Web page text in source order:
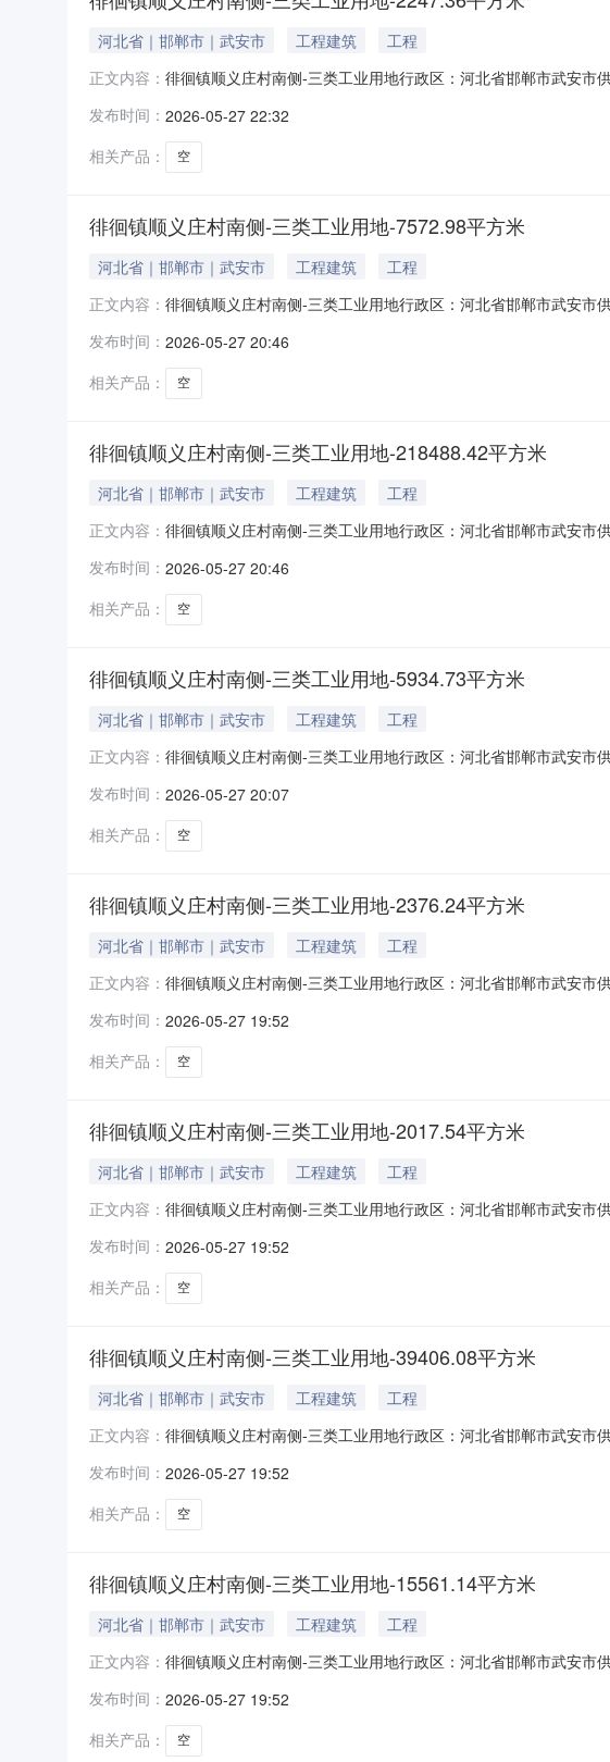
河北省｜邯郸市｜武安市 工程建筑
工程
正文内容： 徘徊镇顺义庄村南侧-三类工业用地行政区：河北省邯郸市武安
元)：90分期支付约定：支付期号0约定支付日期约定支付金额90
工时间：实际
发布时间： 2026-05-27 22:32
相关产品：
空
徘徊镇顺义庄村南侧-三类工业用地-7572.98平方米
河北省｜邯郸市｜武安市 工程建筑
工程
正文内容： 徘徊镇顺义庄村南侧-三类工业用地行政区：河北省邯郸市武安市
司项目位置：三类工业用地面积(㎡)：7572.98土地来源：土地
元)：310分期支付约定：支付期号0约定支付日期约定支付金额
竣工时间：
发布时间： 2026-05-27 20:46
相关产品：
空
徘徊镇顺义庄村南侧-三类工业用地-218488.42平方米
河北省｜邯郸市｜武安市 工程建筑
工程
正文内容： 徘徊镇顺义庄村南侧-三类工业用地行政区：河北省邯郸市武安
(万元)：8600分期支付约定：支付期号0约定支付日期约定支付金
间：约定竣
发布时间： 2026-05-27 20:46
相关产品：
空
徘徊镇顺义庄村南侧-三类工业用地-5934.73平方米
河北省｜邯郸市｜武安市 工程建筑
工程
正文内容： 徘徊镇顺义庄村南侧-三类工业用地行政区：河北省邯郸市武安
元)：245分期支付约定：支付期号0约定支付日期约定支付金额
竣工时间：
发布时间： 2026-05-27 20:07
相关产品：
空
徘徊镇顺义庄村南侧-三类工业用地-2376.24平方米
河北省｜邯郸市｜武安市 工程建筑
工程
正文内容： 徘徊镇顺义庄村南侧-三类工业用地行政区：河北省邯郸市武安
元)：95分期支付约定：支付期号0约定支付日期约定支付金额95
工时间：实际
发布时间： 2026-05-27 19:52
相关产品：
空
徘徊镇顺义庄村南侧-三类工业用地-2017.54平方米
河北省｜邯郸市｜武安市 工程建筑
工程
正文内容： 徘徊镇顺义庄村南侧-三类工业用地行政区：河北省邯郸市武安
元)：81分期支付约定：支付期号0约定支付日期约定支付金额81
工时间：实际
发布时间： 2026-05-27 19:52
相关产品：
空
徘徊镇顺义庄村南侧-三类工业用地-39406.08平方米
河北省｜邯郸市｜武安市 工程建筑
工程
正文内容： 徘徊镇顺义庄村南侧-三类工业用地行政区：河北省邯郸市武安
(万元)：1560分期支付约定：支付期号0约定支付日期约定支付金
间：约定竣工
发布时间： 2026-05-27 19:52
相关产品：
空
徘徊镇顺义庄村南侧-三类工业用地-15561.14平方米
河北省｜邯郸市｜武安市 工程建筑
工程
正文内容： 徘徊镇顺义庄村南侧-三类工业用地行政区：河北省邯郸市武安
(万元)：625分期支付约定：支付期号0约定支付日期约定支付金
定竣工时间
发布时间： 2026-05-27 19:52
相关产品：
空